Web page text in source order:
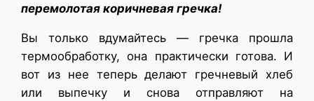
перемолотая коричневая гречка!
Вы только вдумайтесь — гречка прошла
термообработку, она практически готова. И
вот из нее теперь делают гречневый хлеб
или выпечку и снова отправляют на